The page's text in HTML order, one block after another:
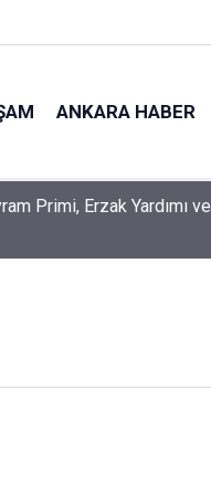
ANKARA HABER
Primi, Erzak Yardımı ve